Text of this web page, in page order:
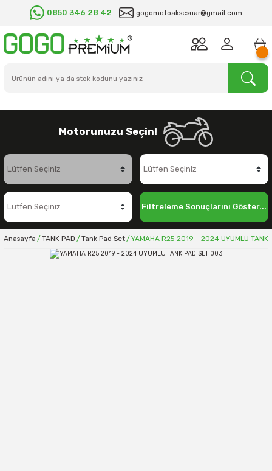
0850 346 28 42 gogomotoaksesuar@gmail.com
Motorunuzu Seçin!
Filtreleme Sonuçlarını Göster...
Anasayfa TANK PAD Tank Pad Set YAMAHA R25 2019 - 2024 UYUMLU TANK